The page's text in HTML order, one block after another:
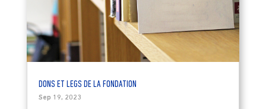
DONS ET LEGS DE LA FONDATION
Sep 19, 2023